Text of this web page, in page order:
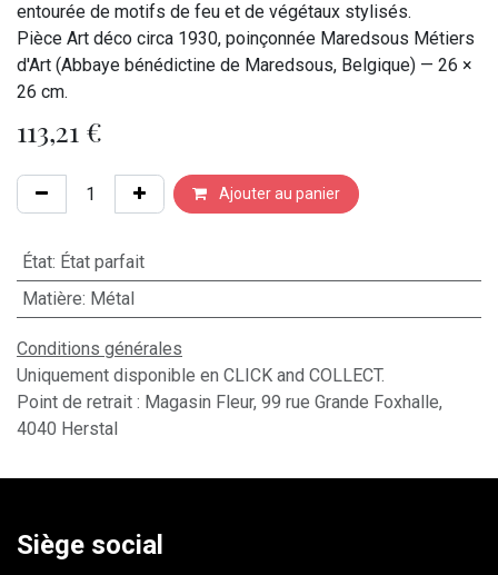
entourée de motifs de feu et de végétaux stylisés.
Pièce Art déco circa 1930, poinçonnée Maredsous Métiers
d'Art (Abbaye bénédictine de Maredsous, Belgique) — 26 ×
26 cm.
113,21 €
Ajouter au panier
État: État parfait
Matière: Métal
Conditions générales
Uniquement disponible en CLICK and COLLECT.
Point de retrait : Magasin Fleur, 99 rue Grande Foxhalle,
4040 Herstal
Siège social